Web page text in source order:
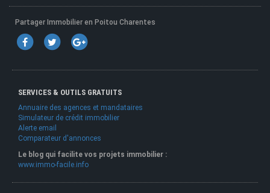
Partager Immobilier en Poitou Charentes
SERVICES & OUTILS GRATUITS
Annuaire des agences et mandataires
Simulateur de crédit immobilier
Alerte email
Comparateur d'annonces
Le blog qui facilite vos projets immobilier :
www.immo-facile.info